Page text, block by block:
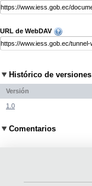
URL de WebDAV
Histórico de versiones
Versión
1.0
Comentarios